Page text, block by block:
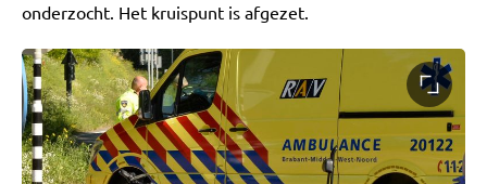
onderzocht. Het kruispunt is afgezet.